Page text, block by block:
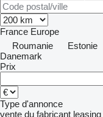
France Europe
Roumanie
Estonie
Danemark
Prix
Type d'annonce
vente du fabricant leasing